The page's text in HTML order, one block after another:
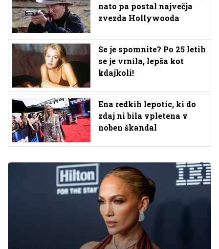
nato pa postal največja
zvezda Hollywooda
Se je spomnite? Po 25 letih
se je vrnila, lepša kot
kdajkoli!
Ena redkih lepotic, ki do
zdaj ni bila vpletena v
noben škandal